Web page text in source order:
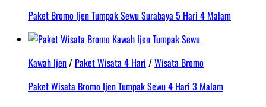
Paket Bromo Ijen Tumpak Sewu Surabaya 5 Hari 4 Malam
Kawah Ijen/ Paket Wisata 4 Hari /Wisata Bromo
Paket Wisata Bromo Ijen Tumpak Sewu 4 Hari 3 Malam